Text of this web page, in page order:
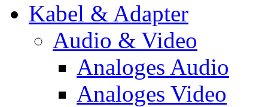
Kabel & Adapter
Audio & Video
Analoges Audio
Analoges Video